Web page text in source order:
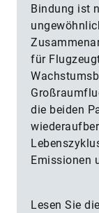
Bindung ist
für
die beiden
Emissionen
Lesen Sie